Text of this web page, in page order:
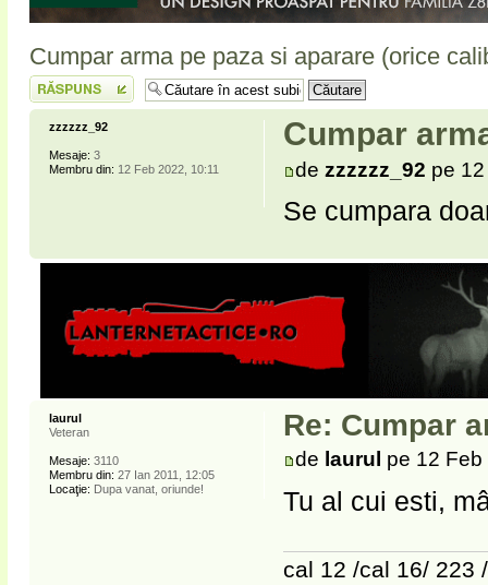
Cumpar arma pe paza si aparare (orice
Scrie un răspuns
Cumpar
dezzzzzz_92 pe
Se cumpara
zzzzzz_92
Mesaje: 3
Membru din: 12 Feb 2022, 10:11
Re: Cumpar
de laurul pe 12
Tu al cui esti,
cal 12 /cal 16/ 223
laurul
Veteran
Mesaje: 3110
Membru din: 27 Ian 2011, 12:05
Locaţie: Dupa vanat, oriunde!